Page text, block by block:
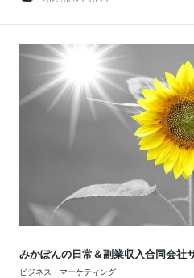
みかぽんの日常＆副業収入合同会社
ビジネス・マーケティング